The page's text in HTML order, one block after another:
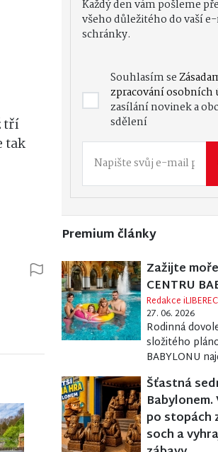
tří
tak
Sdílejte článek
Každý den vám pošleme
všeho důležitého do vaší
schránky.
Souhlasím se
zpracování osobních
zasílání novinek a
sdělení
Premium články
Zažijte
CENTRU
Redakce
27. 06. 2026
Rodinná
složitého
BABYLONU
Šťastná
po stopách
soch a